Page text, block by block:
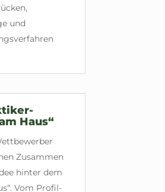
und
Haus“
Zusammen
hinter dem
Vom Profil-